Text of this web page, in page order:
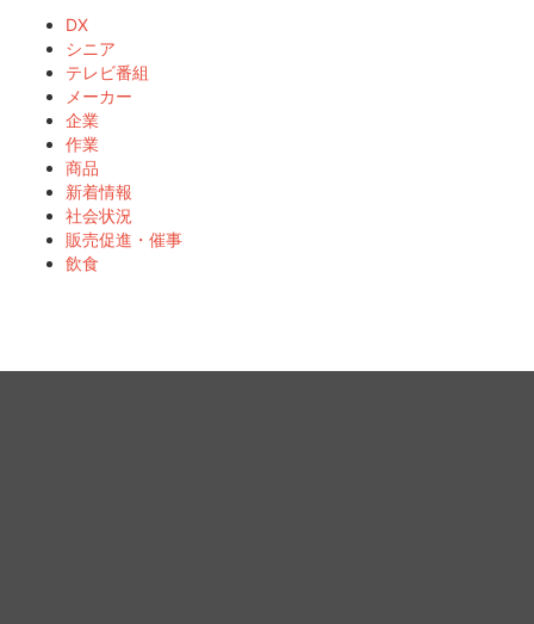
DX
シニア
テレビ番組
メーカー
企業
作業
商品
新着情報
社会状況
販売促進・催事
飲食